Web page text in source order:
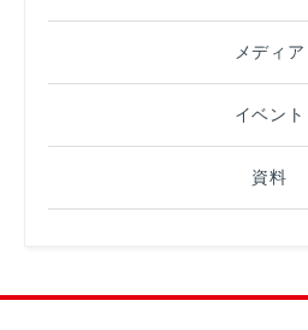
メディア
イベント
資料